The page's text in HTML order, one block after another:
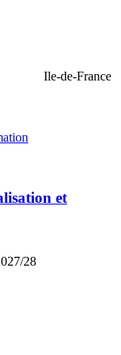
Ile-de-France
et
28